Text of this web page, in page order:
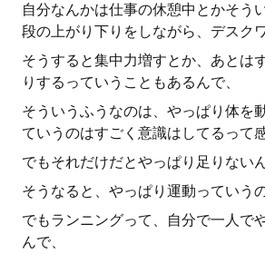
自分なんかは仕事の休憩中とかそう
段の上がり下りをしながら、デスク
そうすると集中力増すとか、あとは
りするっていうこともあるんで、
そういうふうなのは、やっぱり体を
ていうのはすごく意識はしてるって
でもそれだけだとやっぱり足りない
そうなると、やっぱり運動っていう
でもランニングって、自分で一人で
んで、